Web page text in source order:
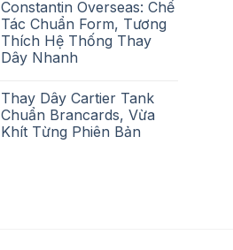
Constantin Overseas: Chế
Tác Chuẩn Form, Tương
Thích Hệ Thống Thay
Dây Nhanh
Thay Dây Cartier Tank
Chuẩn Brancards, Vừa
Khít Từng Phiên Bản